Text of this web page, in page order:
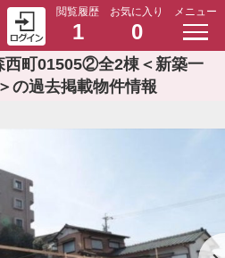
閲覧履歴
1
お気に入り
0
メニュー
西町01505②全2棟＜新築一
の過去掲載物件情報